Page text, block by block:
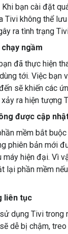
bạn cài đặt
Tivi không thể
ra tình trạng
ngầm
đã thực hiện
tới. Việc bạn
sẽ khiến các
ra hiện tượng
được cập
mềm bắt
phiên bản mới
hiện đại. Vì
lại phần mềm
liên tục
dụng Tivi trong
dễ bị chậm, treo